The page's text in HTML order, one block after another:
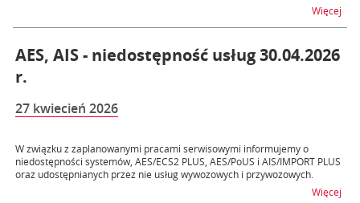
Więcej
AES, AIS - niedostępność usług 30.04.2026
r.
27 kwiecień 2026
W związku z zaplanowanymi pracami serwisowymi informujemy o
niedostępności systemów, AES/ECS2 PLUS, AES/PoUS i AIS/IMPORT PLUS
oraz udostępnianych przez nie usług wywozowych i przywozowych.
Więcej